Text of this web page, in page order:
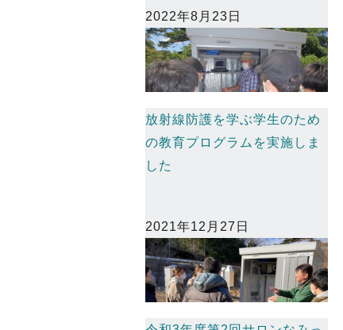
2022年8月23日
放射線防護を学ぶ学生のため
の教育プログラムを実施しま
した
2021年12月27日